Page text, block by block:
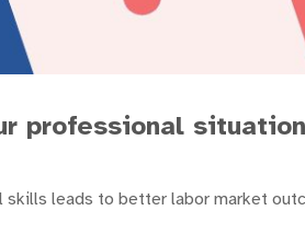
professional
leads to better labor market